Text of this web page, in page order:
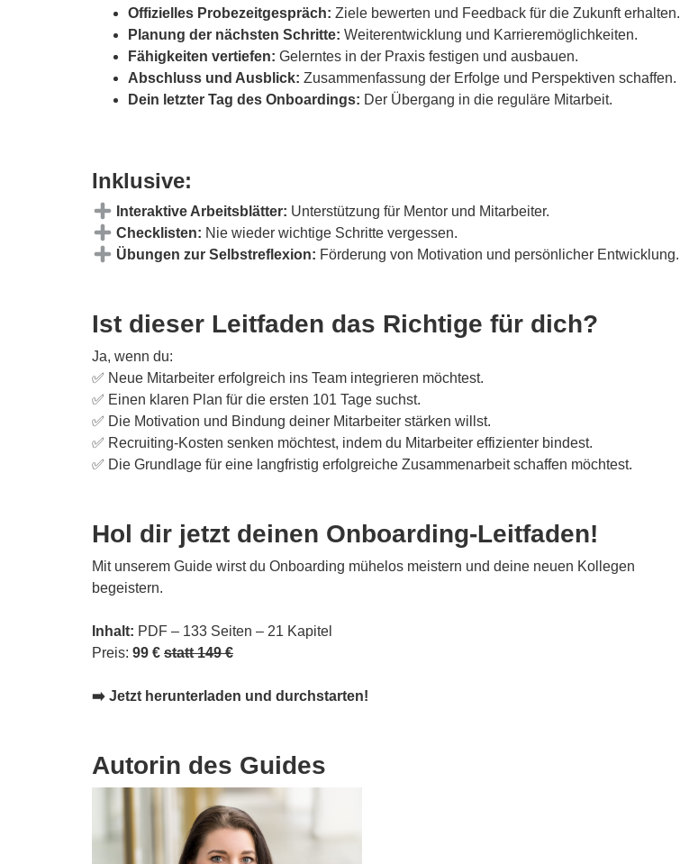
Offizielles Probezeitgespräch: Ziele bewerten und Feedback für die Zukunft erhalten.
Planung der nächsten Schritte: Weiterentwicklung und Karrieremöglichkeiten.
Fähigkeiten vertiefen: Gelerntes in der Praxis festigen und ausbauen.
Abschluss und Ausblick: Zusammenfassung der Erfolge und Perspektiven schaffen.
Dein letzter Tag des Onboardings: Der Übergang in die reguläre Mitarbeit.
Inklusive:
Interaktive Arbeitsblätter: Unterstützung für Mentor und Mitarbeiter.
Checklisten: Nie wieder wichtige Schritte vergessen.
Übungen zur Selbstreflexion: Förderung von Motivation und persönlicher Entwicklung.
Ist dieser Leitfaden das Richtige für dich?
Ja, wenn du:
✅ Neue Mitarbeiter erfolgreich ins Team integrieren möchtest.
✅ Einen klaren Plan für die ersten 101 Tage suchst.
✅ Die Motivation und Bindung deiner Mitarbeiter stärken willst.
✅ Recruiting-Kosten senken möchtest, indem du Mitarbeiter effizienter bindest.
✅ Die Grundlage für eine langfristig erfolgreiche Zusammenarbeit schaffen möchtest.
Hol dir jetzt deinen Onboarding-Leitfaden!
Mit unserem Guide wirst du Onboarding mühelos meistern und deine neuen Kollegen
begeistern.
Inhalt: PDF – 133 Seiten – 21 Kapitel
Preis: 99 € statt 149 €
➡️ Jetzt herunterladen und durchstarten!
Autorin des Guides